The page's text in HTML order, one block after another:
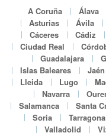
A Coruña Álava
Asturias
Ávila
Cáceres
Cádiz
Ciudad Real
Guadalajara
Islas Baleares
Jaén
Lleida
Lugo
Navarra
Salamanca
Santa
Soria
Tarragona
Valladolid